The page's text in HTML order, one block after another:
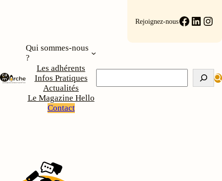
Rejoignez-nous
Qui sommes-nous
?
Les adhérents
Infos Pratiques
Actualités
Le Magazine Hello
Contact